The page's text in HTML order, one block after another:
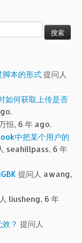
本的形式提问人
何获取上传是否
恒, 6 年 ago.
中把某个用户的
seahillpass, 6 年
提问人 awang,
liusheng, 6 年
？ 提问人